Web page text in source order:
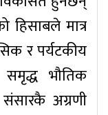
हिसाबले मात्र
र पर्यटकीय
भौतिक
अग्रणी